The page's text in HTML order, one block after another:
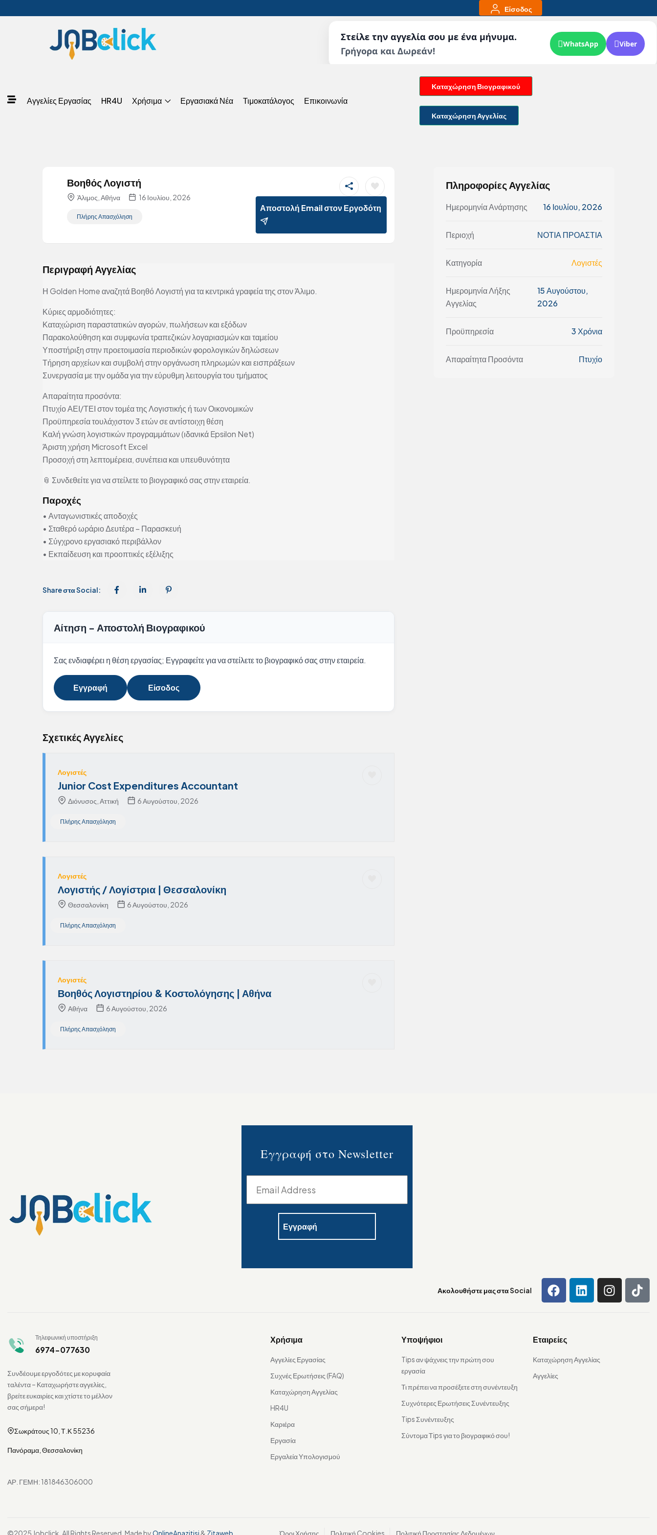
Είσοδος
Στείλε την αγγελία σου με ένα μήνυμα.
Γρήγορα και Δωρεάν!
WhatsApp Viber
Αγγελίες Εργασίας HR4U Χρήσιμα Εργασιακά Νέα Τιμοκατάλογος Επικοινωνία
Καταχώρηση Βιογραφικού
Καταχώρηση Αγγελίας
Βοηθός Λογιστή
Άλιμος, Αθήνα 16 Ιουλίου, 2026
Πλήρης Απασχόληση
Αποστολή Email στον Εργοδότη
Περιγραφή Αγγελίας
Η Golden Home αναζητά Βοηθό Λογιστή για τα κεντρικά γραφεία της στον Άλιμο.
Κύριες αρμοδιότητες:
Καταχώριση παραστατικών αγορών, πωλήσεων και εξόδων
Παρακολούθηση και συμφωνία τραπεζικών λογαριασμών και ταμείου
Υποστήριξη στην προετοιμασία περιοδικών φορολογικών δηλώσεων
Τήρηση αρχείων και συμβολή στην οργάνωση πληρωμών και εισπράξεων
Συνεργασία με την ομάδα για την εύρυθμη λειτουργία του τμήματος
Απαραίτητα προσόντα:
Πτυχίο ΑΕΙ/ΤΕΙ στον τομέα της Λογιστικής ή των Οικονομικών
Προϋπηρεσία τουλάχιστον 3 ετών σε αντίστοιχη θέση
Καλή γνώση λογιστικών προγραμμάτων (ιδανικά Epsilon Net)
Άριστη χρήση Microsoft Excel
Προσοχή στη λεπτομέρεια, συνέπεια και υπευθυνότητα
📎 Συνδεθείτε για να στείλετε το βιογραφικό σας στην εταιρεία.
Παροχές
• Ανταγωνιστικές αποδοχές
• Σταθερό ωράριο Δευτέρα – Παρασκευή
• Σύγχρονο εργασιακό περιβάλλον
• Εκπαίδευση και προοπτικές εξέλιξης
Share στα Social:
Αίτηση - Αποστολή Βιογραφικού
Σας ενδιαφέρει η θέση εργασίας; Εγγραφείτε για να στείλετε το βιογραφικό σας στην εταιρεία.
Εγγραφή Είσοδος
Σχετικές Αγγελίες
Λογιστές
Junior Cost Expenditures Accountant
Διόνυσος, Αττική 6 Αυγούστου, 2026
Πλήρης Απασχόληση
Λογιστές
Λογιστής / Λογίστρια | Θεσσαλονίκη
Θεσσαλονίκη 6 Αυγούστου, 2026
Πλήρης Απασχόληση
Λογιστές
Βοηθός Λογιστηρίου & Κοστολόγησης | Αθήνα
Αθήνα 6 Αυγούστου, 2026
Πλήρης Απασχόληση
Πληροφορίες Αγγελίας
Ημερομηνία Ανάρτησης 16 Ιουλίου, 2026
Περιοχή ΝΟΤΙΑ ΠΡΟΑΣΤΙΑ
Κατηγορία Λογιστές
Ημερομηνία Λήξης
Αγγελίας
15 Αυγούστου,
2026
Προϋπηρεσία 3 Χρόνια
Απαραίτητα Προσόντα Πτυχίο
Εγγραφή στο Newsletter
Ακολουθήστε μας στα Social
Τηλεφωνική υποστήριξη
6974-077630
Συνδέουμε εργοδότες με κορυφαία
ταλέντα – Καταχωρήστε αγγελίες,
βρείτε ευκαιρίες και χτίστε το μέλλον
σας σήμερα!
Σωκράτους 10, Τ.Κ 55236
Πανόραμα, Θεσσαλονίκη
ΑΡ. ΓΕΜΗ: 181846306000
Χρήσιμα
Αγγελίες Εργασίας
Συχνές Ερωτήσεις (FAQ)
Καταχώρηση Αγγελίας
HR4U
Καριέρα
Εργασία
Εργαλεία Υπολογισμού
Υποψήφιοι
Tips αν ψάχνεις την πρώτη σου
εργασία
Τι πρέπει να προσέξετε στη συνέντευξη
Συχνότερες Ερωτήσεις Συνέντευξης
Tips Συνέντευξης
Σύντομα Τips για το βιογραφικό σου!
Εταιρείες
Καταχώρηση Αγγελίας
Αγγελίες